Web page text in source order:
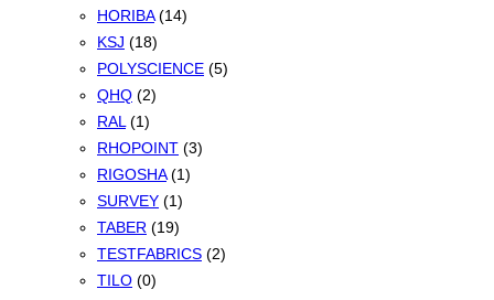
HORIBA (14)
KSJ (18)
POLYSCIENCE (5)
QHQ (2)
RAL (1)
RHOPOINT (3)
RIGOSHA (1)
SURVEY (1)
TABER (19)
TESTFABRICS (2)
TILO (0)